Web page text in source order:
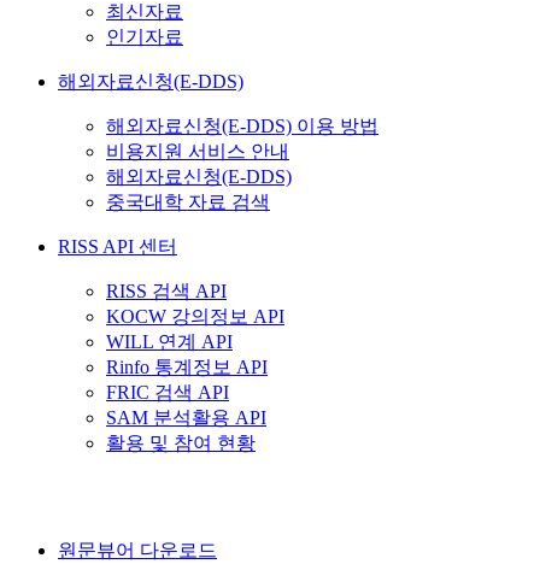
최신자료
인기자료
해외자료신청(E-DDS)
해외자료신청(E-DDS) 이용 방법
비용지원 서비스 안내
해외자료신청(E-DDS)
중국대학 자료 검색
RISS API 센터
RISS 검색 API
KOCW 강의정보 API
WILL 연계 API
Rinfo 통계정보 API
FRIC 검색 API
SAM 분석활용 API
활용 및 참여 현황
원문뷰어 다운로드